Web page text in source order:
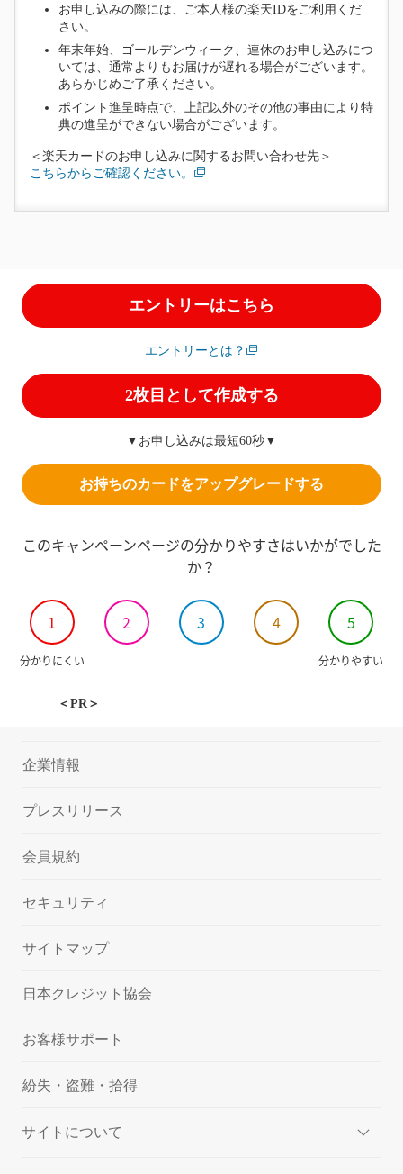
お申し込みの際には、ご本人様の楽天IDをご利用くだ
さい。
年末年始、ゴールデンウィーク、連休のお申し込みにつ
いては、通常よりもお届けが遅れる場合がございます。
あらかじめご了承ください。
ポイント進呈時点で、上記以外のその他の事由により特
典の進呈ができない場合がございます。
＜楽天カードのお申し込みに関するお問い合わせ先＞
こちらからご確認ください。
エントリーはこちら
エントリーとは？
2枚目として作成する
▼お申し込みは最短60秒▼
お持ちのカードをアップグレードする
このキャンペーンページの分かりやすさはいかがでした
か？
1 2 3 4 5
分かりにくい 分かりやすい
＜PR＞
企業情報
プレスリリース
会員規約
セキュリティ
サイトマップ
日本クレジット協会
お客様サポート
紛失・盗難・拾得
サイトについて